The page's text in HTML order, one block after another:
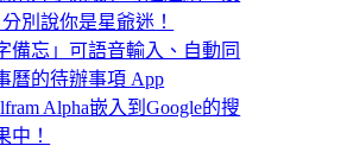
別說你是星爺迷！
備忘」可語音輸入、自動同
曆的待辦事項 App
Alpha嵌入到Google的搜
中！